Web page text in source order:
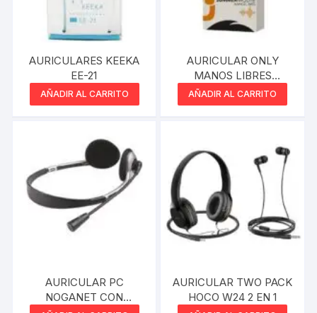
AURICULARES KEEKA
EE-21
AÑADIR AL CARRITO
AURICULAR ONLY
MANOS LIBRES
SUMMER MOD18 ROSA
AÑADIR AL CARRITO
AURICULAR PC
NOGANET CON
AURICULAR TWO PACK
HOCO W24 2 EN 1